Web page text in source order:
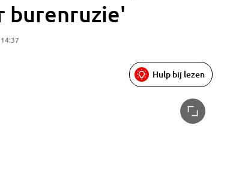
burenruzie'
Hulp bij lezen